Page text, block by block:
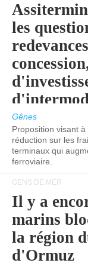
les
l'attention
politiciens.
Gênes
Proposition visant
réduction sur les
terminaux qui
ferroviaire.
GENS DE MER
Il y a
marins
la région
d'Ormuz